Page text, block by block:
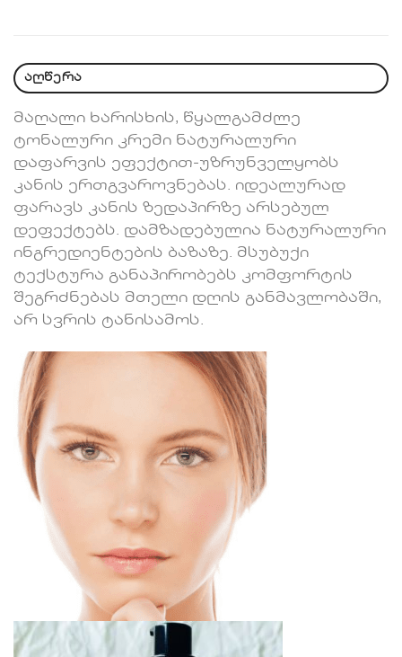
აღწერა
მაღალი ხარისხის, წყალგამძლე
ტონალური კრემი ნატურალური
დაფარვის ეფექტით-უზრუნველყობს
კანის ერთგვაროვნებას. იდეალურად
ფარავს კანის ზედაპირზე არსებულ
დეფექტებს. დამზადებულია ნატურალური
ინგრედიენტების ბაზაზე. მსუბუქი
ტექსტურა განაპირობებს კომფორტის
შეგრძნებას მთელი დღის განმავლობაში,
არ სვრის ტანისამოს.